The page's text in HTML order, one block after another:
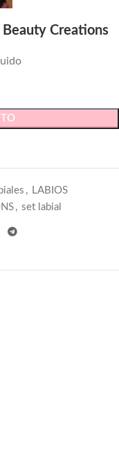
Beauty Creations
,
LABIOS
, set labial